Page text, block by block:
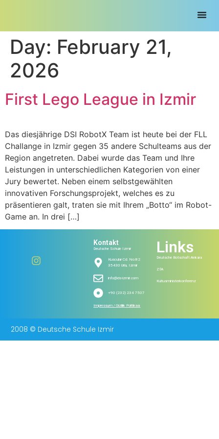
Day: February 21,
2026
First Lego League in Izmir
Das diesjährige DSI RobotX Team ist heute bei der FLL
Challange in Izmir gegen 35 andere Schulteams aus der
Region angetreten. Dabei wurde das Team und Ihre
Leistungen in unterschiedlichen Kategorien von einer
Jury bewertet. Neben einem selbstgewählten
innovativen Forschungsprojekt, welches es zu
präsentieren galt, traten sie mit Ihrem „Botto“ im Robot-
Game an. In drei […]
Kontakt
Deutsche Schule Izmir
Kuscular Cd. No:82
35430 Urla, Izmir
info@ds-izmir.com
+90 (232) 234 7507
Impressum / Gizlilik Politikası
Links
Deutsche Botschaft Ankara
ZfA
Kultusministerkonferenz
2008 © Deutsche Schule Izmir